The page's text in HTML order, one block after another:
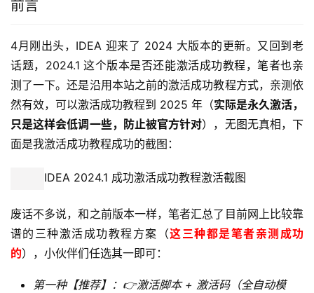
前言
4月刚出头，IDEA 迎来了 2024 大版本的更新。又回到老
话题，2024.1 这个版本是否还能激活成功教程，笔者也亲
测了一下。还是沿用本站之前的激活成功教程方式，亲测依
然有效，可以激活成功教程到 2025 年（实际是永久激活，
只是这样会低调一些，防止被官方针对），无图无真相，下
面是我激活成功教程成功的截图：
IDEA 2024.1 成功激活成功教程激活截图
废话不多说，和之前版本一样，笔者汇总了目前网上比较靠
谱的三种激活成功教程方案（这三种都是笔者亲测成功
的），小伙伴们任选其一即可：
第一种【推荐】：👉激活脚本 + 激活码（全自动模